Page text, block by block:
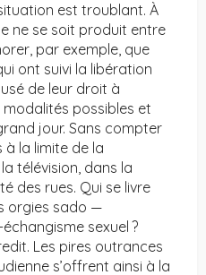
est troublant. À
ne se soit produit entre
par exemple, que
ont suivi la libération
de leur droit à
modalités possibles et
jour. Sans compter
à la limite de la
télévision, dans la
des rues. Qui se livre
orgies sado —
sexuel ?
Les pires outrances
s’offrent ainsi à la